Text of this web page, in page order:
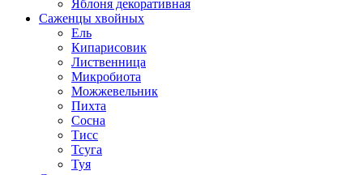
Яблоня декоративная
Саженцы хвойных
Ель
Кипарисовик
Лиственница
Микробиота
Можжевельник
Пихта
Сосна
Тисс
Тсуга
Туя